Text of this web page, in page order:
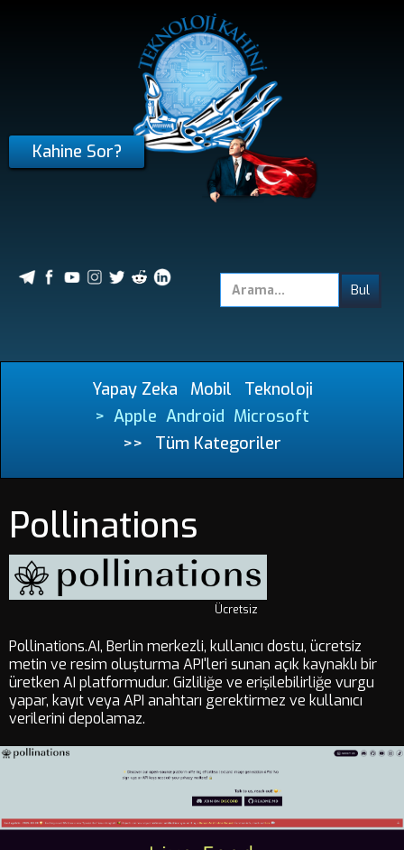
Kahine Sor?
Yapay Zeka Mobil
Teknoloji
> Apple Android Microsoft
>>
Tüm Kategoriler
Pollinations
Ücretsiz
Pollinations.AI, Berlin merkezli, kullanıcı dostu, ücretsiz
metin ve resim oluşturma API'leri sunan açık kaynaklı bir
üretken AI platformudur. Gizliliğe ve erişilebilirliğe vurgu
yapar, kayıt veya API anahtarı gerektirmez ve kullanıcı
verilerini depolamaz.